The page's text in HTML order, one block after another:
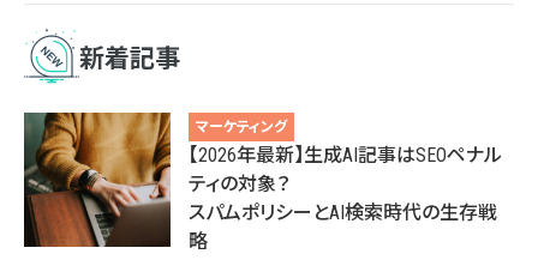
新着記事
マーケティング
【2026年最新】生成AI記事はSEOペナル
ティの対象？
スパムポリシーとAI検索時代の生存戦
略